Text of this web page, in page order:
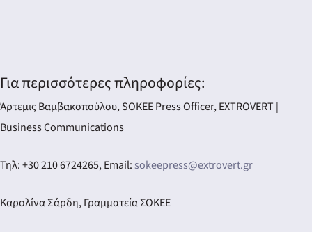
Για περισσότερες πληροφορίες:
Άρτεμις Βαμβακοπούλου, SOKEE Press Officer, EXTROVERT |
Business Communications
Τηλ: +30 210 6724265, Email: sokeepress@extrovert.gr
Καρολίνα Σάρδη, Γραμματεία ΣΟΚΕΕ